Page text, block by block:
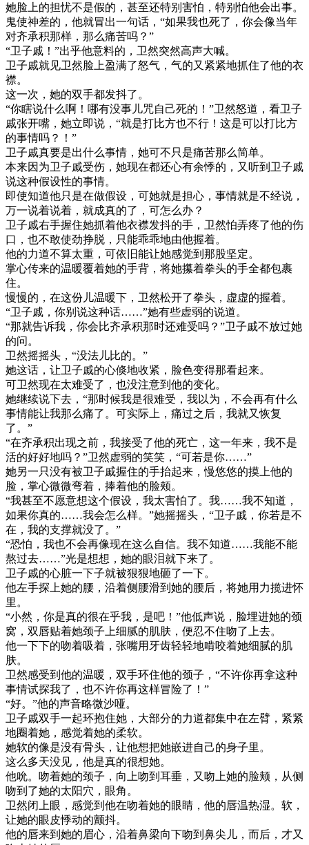
她脸上的担忧不是假的，甚至还特别害怕，特别怕他会出事。
鬼使神差的，他就冒出一句话，“如果我也死了，你会像当年
对齐承积那样，那么痛苦吗？”
“卫子戚！”出乎他意料的，卫然突然高声大喊。
卫子戚就见卫然脸上盈满了怒气，气的又紧紧地抓住了他的衣
襟。
这一次，她的双手都发抖了。
“你瞎说什么啊！哪有没事儿咒自己死的！”卫然怒道，看卫子
戚张开嘴，她立即说，“就是打比方也不行！这是可以打比方
的事情吗？！”
卫子戚真要是出什么事情，她可不只是痛苦那么简单。
本来因为卫子戚受伤，她现在都还心有余悸的，又听到卫子戚
说这种假设性的事情。
即使知道他只是在做假设，可她就是担心，事情就是不经说，
万一说着说着，就成真的了，可怎么办？
卫子戚右手握住她抓着他衣襟发抖的手，卫然怕弄疼了他的伤
口，也不敢使劲挣脱，只能乖乖地由他握着。
他的力道不算太重，可依旧能让她感觉到那股坚定。
掌心传来的温暖覆着她的手背，将她攥着拳头的手全都包裹
住。
慢慢的，在这份儿温暖下，卫然松开了拳头，虚虚的握着。
“卫子戚，你别说这种话……”她有些虚弱的说道。
“那就告诉我，你会比齐承积那时还难受吗？”卫子戚不放过她
的问。
卫然摇摇头，“没法儿比的。”
她这话，让卫子戚的心倏地收紧，脸色变得那看起来。
可卫然现在太难受了，也没注意到他的变化。
她继续说下去，“那时候我是很难受，我以为，不会再有什么
事情能让我那么痛了。可实际上，痛过之后，我就又恢复
了。”
“在齐承积出现之前，我接受了他的死亡，这一年来，我不是
活的好好地吗？”卫然虚弱的笑笑，“可若是你……”
她另一只没有被卫子戚握住的手抬起来，慢悠悠的摸上他的
脸，掌心微微弯着，捧着他的脸颊。
“我甚至不愿意想这个假设，我太害怕了。我……我不知道，
如果你真的……我会怎么样。”她摇摇头，“卫子戚，你若是不
在，我的支撑就没了。”
“恐怕，我也不会再像现在这么自信。我不知道……我能不能
熬过去……”光是想想，她的眼泪就下来了。
卫子戚的心脏一下子就被狠狠地砸了一下。
他左手探上她的腰，沿着侧腰滑到她的腰后，将她用力揽进怀
里。
“小然，你是真的很在乎我，是吧！”他低声说，脸埋进她的颈
窝，双唇贴着她颈子上细腻的肌肤，便忍不住吻了上去。
他一下下的吻着吸着，张嘴用牙齿轻轻地啃咬着她细腻的肌
肤。
卫然感受到他的温暖，双手环住他的颈子，“不许你再拿这种
事情试探我了，也不许你再这样冒险了！”
“好。”他的声音略微沙哑。
卫子戚双手一起环抱住她，大部分的力道都集中在左臂，紧紧
地圈着她，感觉着她的柔软。
她软的像是没有骨头，让他想把她嵌进自己的身子里。
这么多天没见，他是真的很想她。
他吮。吻着她的颈子，向上吻到耳垂，又吻上她的脸颊，从侧
吻到了她的太阳穴，眼角。
卫然闭上眼，感觉到他在吻着她的眼睛，他的唇温热湿。软，
让她的眼皮悸动的颤抖。
他的唇来到她的眉心，沿着鼻梁向下吻到鼻尖儿，而后，才又